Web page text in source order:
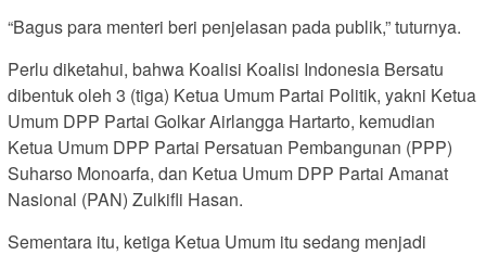
“Bagus para menteri beri penjelasan pada publik,” tuturnya.
Perlu diketahui, bahwa Koalisi Koalisi Indonesia Bersatu
dibentuk oleh 3 (tiga) Ketua Umum Partai Politik, yakni Ketua
Umum DPP Partai Golkar Airlangga Hartarto, kemudian
Ketua Umum DPP Partai Persatuan Pembangunan (PPP)
Suharso Monoarfa, dan Ketua Umum DPP Partai Amanat
Nasional (PAN) Zulkifli Hasan.
Sementara itu, ketiga Ketua Umum itu sedang menjadi